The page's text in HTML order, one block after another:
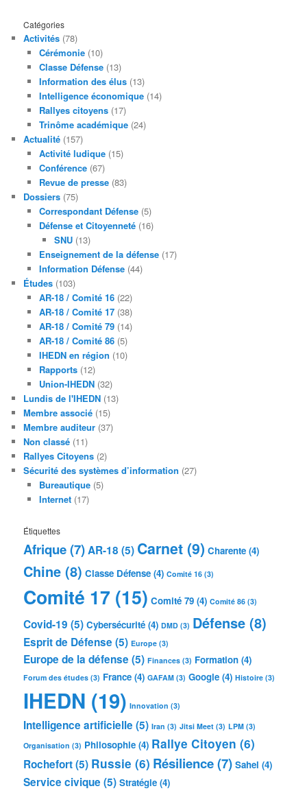
Catégories
Activités (78)
Cérémonie(10)
Classe Défense(13)
Information des élus(13)
Intelligence économique(14)
Rallyes citoyens(17)
Trinôme académique(24)
Actualité (157)
Activité ludique(15)
Conférence(67)
Revue de presse(83)
Dossiers (75)
Correspondant Défense(5)
Défense et Citoyenneté(16)
SNU (13)
Enseignement de la défense(17)
Information Défense(44)
Études (103)
AR-18 / Comité 16(22)
AR-18 / Comité 17(38)
AR-18 / Comité 79(14)
AR-18 / Comité 86(5)
IHEDN en région (10)
Rapports(12)
Union-IHEDN(32)
Lundis de l'IHEDN (13)
Membre associé (15)
Membre auditeur (37)
Non classé (11)
Rallyes Citoyens (2)
Sécurité des systèmes d’information (27)
Bureautique(5)
Internet(17)
Étiquettes
Afrique(7)AR-18 (5) Carnet(9) Charente (4)
Chine (8) Classe Défense (4) Comité 16 (3)
Comité 17 (15) Comité 79 (4) Comité 86 (3)
Covid-19 (5) Cybersécurité (4) DMD (3) Défense (8)
Esprit de Défense (5) Europe (3)
Europe de la défense (5) Finances (3) Formation (4)
Forum des études (3) France (4) GAFAM (3) Google (4) Histoire (3)
IHEDN (19) Innovation (3)
Intelligence artificielle (5) Iran (3) Jitsi Meet (3) LPM (3)
Organisation (3) Philosophie (4) Rallye Citoyen (6)
Rochefort(5) Russie (6) Résilience(7) Sahel (4)
Service civique (5) Stratégie (4)